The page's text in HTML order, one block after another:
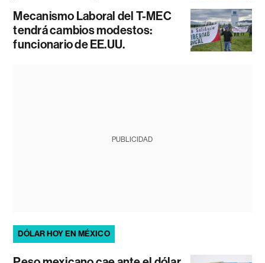
Mecanismo Laboral del T-MEC
tendrá cambios modestos:
funcionario de EE.UU.
PUBLICIDAD
DÓLAR HOY EN MÉXICO